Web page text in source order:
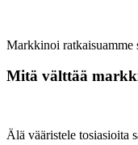
Markkinoi ratkaisuamme
Mitä välttää
Älä vääristele tosiasioita